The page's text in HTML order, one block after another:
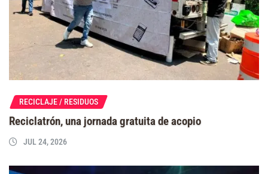
RECICLAJE / RESIDUOS
Reciclatrón, una jornada gratuita de acopio
JUL 24, 2026